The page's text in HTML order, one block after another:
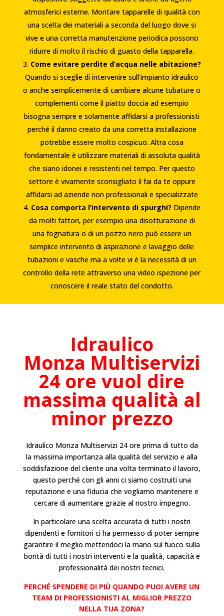
atmosferici esterne. Montare tapparelle di qualità con
una scelta dei materiali a seconda del luogo dove si
vive e una corretta manutenzione periodica possono
ridurre di molto il rischio di guasto della tapparella.
Come evitare perdite d’acqua nelle abitazione?
Quando si sceglie di intervenire sull’impianto idraulico
o anche semplicemente di cambiare alcune tubature o
complementi come il piatto doccia ad esempio
bisogna sempre e solamente affidarsi a professionisti
perché il danno creato da una corretta installazione
potrebbe essere molto cospicuo. Altra cosa
fondamentale è utilizzare materiali di assoluta qualità
che siano idonei e resistenti nel tempo. Per questo
settore è vivamente sconsigliato il fai da te oppure
affidarsi ad aziende non professionali e specializzate
Cosa comporta l’intervento di spurghi? Dipende
da molti fattori, per esempio una disotturazione di
una fognatura o di un pozzo nero può essere un
semplice intervento di aspirazione e lavaggio delle
tubazioni e vasche ma a volte vi è la necessità di un
controllo della rete attraverso una video ispezione per
conoscere il reale stato del condotto.
Idraulico
Monza Multiservizi
24 ore vuol dire
massima qualità al
minor prezzo
Idraulico Monza Multiservizi 24 ore prima di tutto da
la massima importanza alla qualità del servizio e alla
soddisfazione del cliente una volta terminato il lavoro,
questo perché con gli anni ci siamo costruiti una
reputazione e una fiducia che vogliamo mantenere e
cercare di aumentare grazie al nostro impegno.
In particolare una scelta accurata di tutti i nostri
dipendenti e fornitori ci ha permesso di poter sempre
garantire il meglio mettendoci la mano sul fuoco sulla
bontà di tutti i nostri interventi e la qualità, capacità e
professionalità dei nostri tecnici.
PERCHÉ SPENDERE DI PIÙ QUANDO PUOI AVERE UN
TEAM DI PROFESSIONISTI AL MIGLIOR PREZZO
NELLA TUA ZONA?